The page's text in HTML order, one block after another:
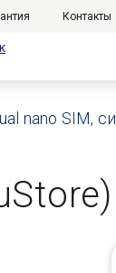
Контакты
nano SIM,